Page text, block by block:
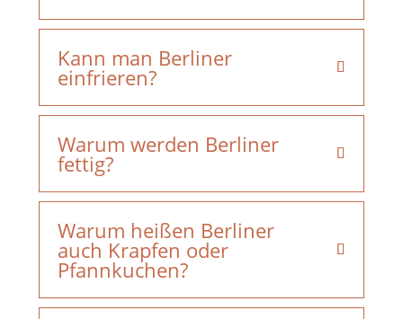
Kann man Berliner
einfrieren?
Warum werden Berliner
fettig?
Warum heißen Berliner
auch Krapfen oder
Pfannkuchen?